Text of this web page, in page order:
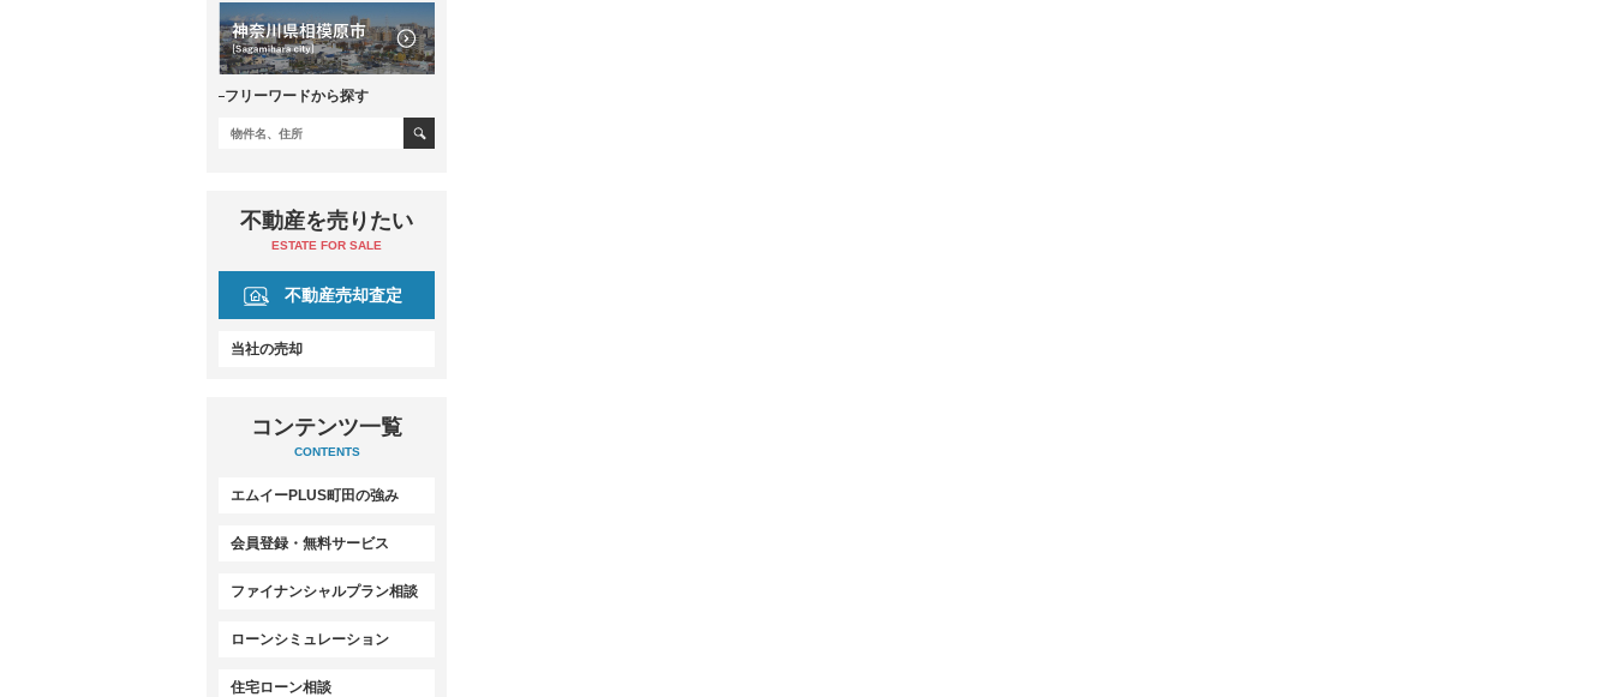
フリーワードから探す
不動産を売りたい
ESTATE FOR SALE
不動産売却査定
当社の売却
コンテンツ一覧
CONTENTS
エムイーPLUS町田の強み
会員登録・無料サービス
ファイナンシャルプラン相談
ローンシミュレーション
住宅ローン相談